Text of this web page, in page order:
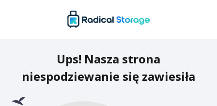
Ups! Nasza strona
niespodziewanie się zawiesiła